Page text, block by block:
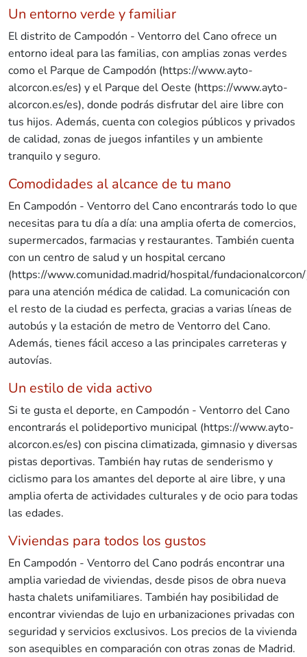
Un entorno verde y familiar
El distrito de Campodón - Ventorro del Cano ofrece un
entorno ideal para las familias, con amplias zonas verdes
como el Parque de Campodón (https://www.ayto-
alcorcon.es/es) y el Parque del Oeste (https://www.ayto-
alcorcon.es/es), donde podrás disfrutar del aire libre con
tus hijos. Además, cuenta con colegios públicos y privados
de calidad, zonas de juegos infantiles y un ambiente
tranquilo y seguro.
Comodidades al alcance de tu mano
En Campodón - Ventorro del Cano encontrarás todo lo que
necesitas para tu día a día: una amplia oferta de comercios,
supermercados, farmacias y restaurantes. También cuenta
con un centro de salud y un hospital cercano
(https://www.comunidad.madrid/hospital/
para una atención médica de calidad. La comunicación con
el resto de la ciudad es perfecta, gracias a varias líneas de
autobús y la estación de metro de Ventorro del Cano.
Además, tienes fácil acceso a las principales carreteras y
autovías.
Un estilo de vida activo
Si te gusta el deporte, en Campodón - Ventorro del Cano
encontrarás el polideportivo municipal (https://www.ayto-
alcorcon.es/es) con piscina climatizada, gimnasio y diversas
pistas deportivas. También hay rutas de senderismo y
ciclismo para los amantes del deporte al aire libre, y una
amplia oferta de actividades culturales y de ocio para todas
las edades.
Viviendas para todos los gustos
En Campodón - Ventorro del Cano podrás encontrar una
amplia variedad de viviendas, desde pisos de obra nueva
hasta chalets unifamiliares. También hay posibilidad de
encontrar viviendas de lujo en urbanizaciones privadas con
seguridad y servicios exclusivos. Los precios de la vivienda
son asequibles en comparación con otras zonas de Madrid.